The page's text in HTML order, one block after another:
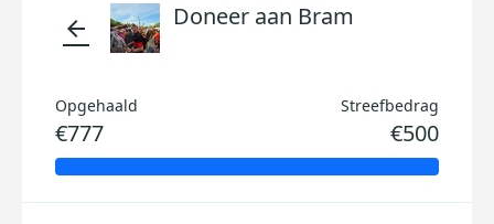
arrow_back Doneer aan Bram
Opgehaald
€777
Streefbedrag
€500